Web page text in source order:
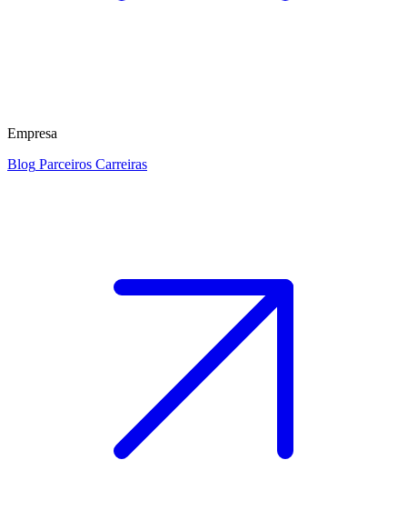
Empresa
Blog Parceiros Carreiras